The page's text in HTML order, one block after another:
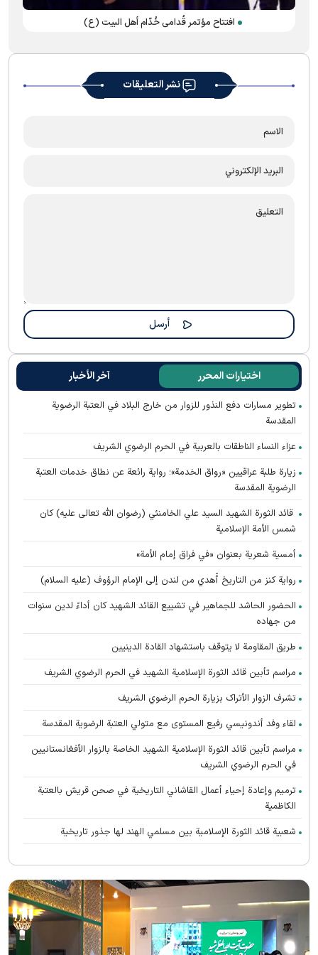
افتتاح مؤتمر قُدامی خُدّام أهل البيت (ع)
نشر التعليقات
اختيارات المحرر آخر الأخبار
تطوير مسارات دفع النذور للزوار من خارج البلاد في العتبة الرضوية
المقدسة
عزاء النساء الناطقات بالعربية في الحرم الرضوي الشريف
زيارة طلبة عراقيين «رواق الخدمة»؛ رواية رائعة عن نطاق خدمات العتبة
الرضوية المقدسة
قائد الثورة الشهيد السيد علي الخامنئي (رضوان الله تعالى عليه) كان
شمس الأمة الإسلامية
أمسية شعرية بعنوان «في فراق إمام الأمة»
رواية كنز من التاريخ أُهدي من لندن إلى الإمام الرؤوف (عليه السلام)
الحضور الحاشد للجماهير في تشييع القائد الشهيد كان أداءً لدين سنوات
من جهاده
طريق المقاومة لا يتوقف باستشهاد القادة الدينيين
مراسم تأبين قائد الثورة الإسلامية الشهید في الحرم الرضوي الشریف
تشرف الزوار الأتراک بزیارة الحرم الرضوي الشریف
لقاء وفد أندونیسي رفيع المستوى مع متولي العتبة الرضوية المقدسة
مراسم تأبین قائد الثورة الإسلامية الشهيد الخاصة بالزوار الأفغانستانیین
في الحرم الرضوي الشریف
ترميم وإعادة إحياء أعمال القاشاني التاريخية في صحن قريش بالعتبة
الكاظمية
شعبية قائد الثورة الإسلامية بين مسلمي الهند لها جذور تاريخية
رواق الغدير يستضيف محبي القائد الشهيد الأفغانستانیین
اتحاد الدول الإسلامية هو سر إحياء الحضارة الإسلامية العظيمة
الشهيد الخامنئي حيّ في وجدان أتباع جميع الأديان والمعتقدات